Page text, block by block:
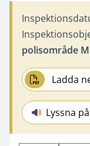
polisområde
Ladda
Lyssna